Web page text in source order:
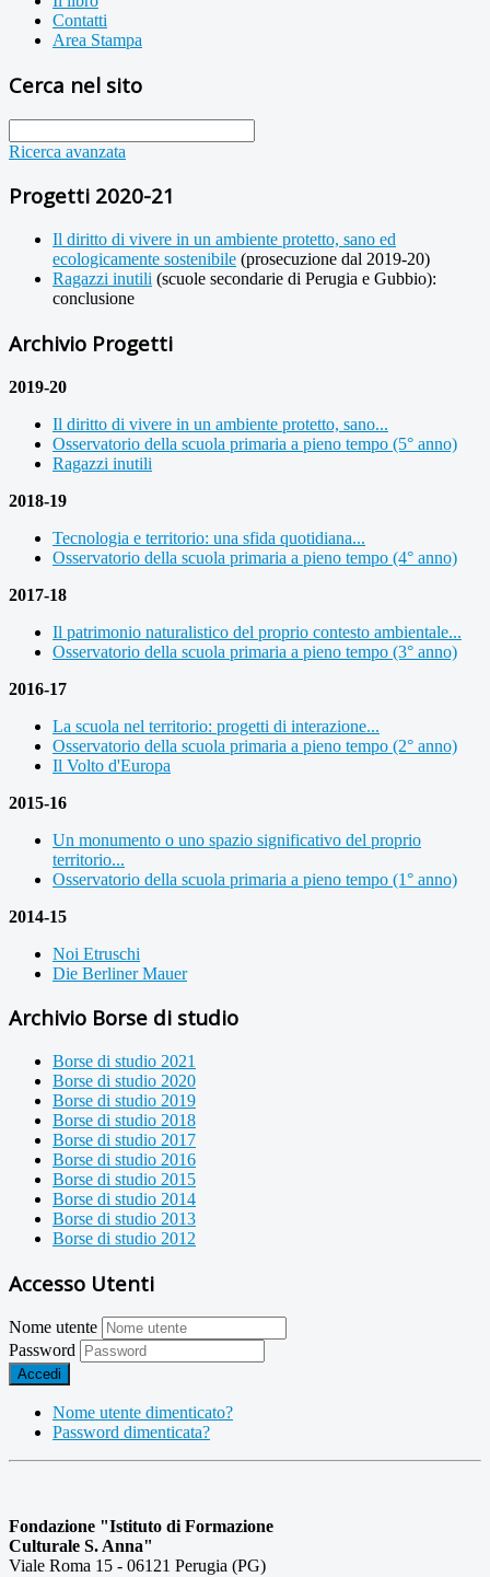
Contatti
Area Stampa
Cerca nel sito
Ricerca avanzata
Progetti 2020-21
Il diritto di vivere in un ambiente protetto, sano ed
ecologicamente sostenibile (prosecuzione dal 2019-20)
Ragazzi inutili (scuole secondarie di Perugia e Gubbio):
conclusione
Archivio Progetti
2019-20
Il diritto di vivere in un ambiente protetto, sano...
Osservatorio della scuola primaria a pieno tempo (5° anno)
Ragazzi inutili
2018-19
Tecnologia e territorio: una sfida quotidiana...
Osservatorio della scuola primaria a pieno tempo (4° anno)
2017-18
Il patrimonio naturalistico del proprio contesto ambientale...
Osservatorio della scuola primaria a pieno tempo (3° anno)
2016-17
La scuola nel territorio: progetti di interazione...
Osservatorio della scuola primaria a pieno tempo (2° anno)
Il Volto d'Europa
2015-16
Un monumento o uno spazio significativo del proprio
territorio...
Osservatorio della scuola primaria a pieno tempo (1° anno)
2014-15
Noi Etruschi
Die Berliner Mauer
Archivio Borse di studio
Borse di studio 2021
Borse di studio 2020
Borse di studio 2019
Borse di studio 2018
Borse di studio 2017
Borse di studio 2016
Borse di studio 2015
Borse di studio 2014
Borse di studio 2013
Borse di studio 2012
Accesso Utenti
Nome utente
Password
Accedi
Nome utente dimenticato?
Password dimenticata?
Fondazione "Istituto di Formazione
Culturale S. Anna"
Viale Roma 15 - 06121 Perugia (PG)